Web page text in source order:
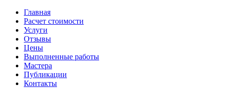
Главная
Расчет стоимости
Услуги
Отзывы
Цены
Выполненные работы
Мастера
Публикации
Контакты